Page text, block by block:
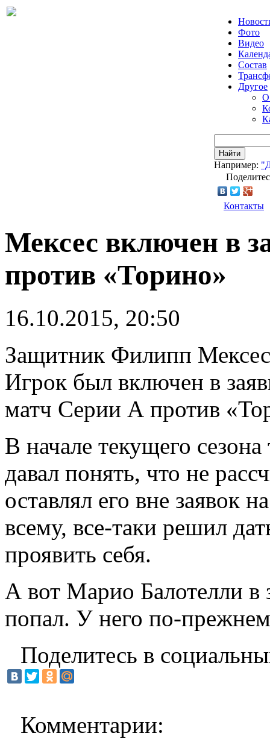
Фото
Видео
Состав
Другое
О
Найти
Например:
Контакты
Мексес включен в
против «Торино»
16.10.2015, 20:50
Защитник Филипп
Игрок был включен в
матч Серии А против
В начале текущего
давал понять, что не
оставлял его вне заявок
всему, все-таки решил
проявить себя.
А вот Марио Балотелли в
попал. У него по-
Поделитесь в
Комментарии: